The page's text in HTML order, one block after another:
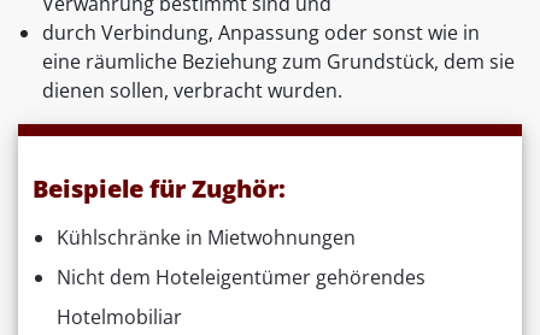
durch Verbindung, Anpassung oder sonst wie in
eine räumliche Beziehung zum Grundstück, dem sie
dienen sollen, verbracht wurden.
Beispiele für Zughör:
Kühlschränke in Mietwohnungen
Nicht dem Hoteleigentümer gehörendes
Hotelmobiliar